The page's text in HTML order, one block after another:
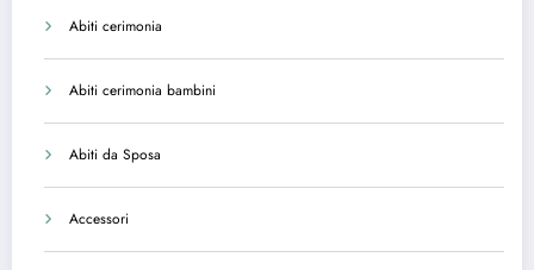
Abiti cerimonia
Abiti cerimonia bambini
Abiti da Sposa
Accessori